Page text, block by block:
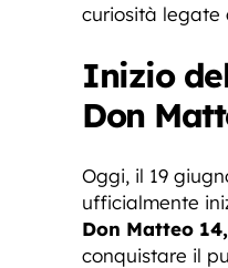
curiosità legate
Inizio
Don
Oggi, il 19
ufficialmente
Don Matteo 14,
conquistare il